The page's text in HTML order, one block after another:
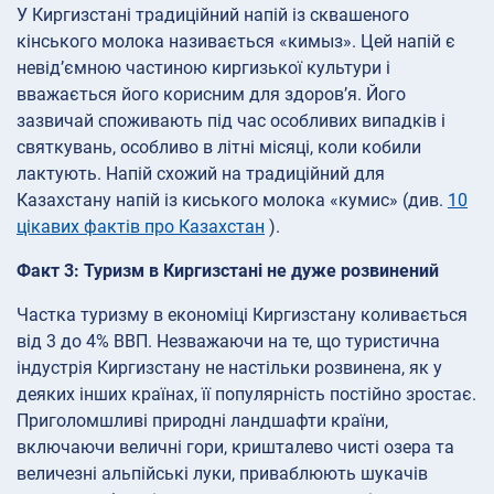
У Киргизстані традиційний напій із сквашеного
кінського молока називається «кимыз». Цей напій є
невід’ємною частиною киргизької культури і
вважається його корисним для здоров’я. Його
зазвичай споживають під час особливих випадків і
святкувань, особливо в літні місяці, коли кобили
лактують. Напій схожий на традиційний для
Казахстану напій із киського молока «кумис» (див. 10
цікавих фактів про Казахстан ).
Факт 3: Туризм в Киргизстані не дуже розвинений
Частка туризму в економіці Киргизстану коливається
від 3 до 4% ВВП. Незважаючи на те, що туристична
індустрія Киргизстану не настільки розвинена, як у
деяких інших країнах, її популярність постійно зростає.
Приголомшливі природні ландшафти країни,
включаючи величні гори, кришталево чисті озера та
величезні альпійські луки, приваблюють шукачів